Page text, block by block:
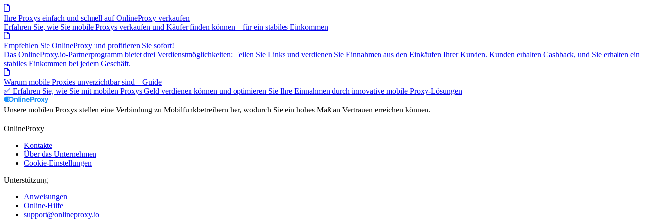
Ihre Proxys einfach und schnell auf OnlineProxy verkaufen
Erfahren Sie, wie Sie mobile Proxys verkaufen und Käufer finden können – für ein stabiles Einkommen
Empfehlen Sie OnlineProxy und profitieren Sie sofort!
Das OnlineProxy.io-Partnerprogramm bietet drei Verdienstmöglichkeiten: Teilen Sie Links und verdienen Sie Einnahmen aus den Einkäufen Ihrer Kunden. Kunden erhalten Cashback, und Sie erhalten ein
stabiles Einkommen bei jedem Geschäft.
Warum mobile Proxies unverzichtbar sind – Guide
✅ Erfahren Sie, wie Sie mit mobilen Proxys Geld verdienen können und optimieren Sie Ihre Einnahmen durch innovative mobile Proxy-Lösungen
Unsere mobilen Proxys stellen eine Verbindung zu Mobilfunkbetreibern her, wodurch Sie ein hohes Maß an Vertrauen erreichen können.
OnlineProxy
Kontakte
Über das Unternehmen
Cookie-Einstellungen
Unterstützung
Anweisungen
Online-Hilfe
support@onlineproxy.io